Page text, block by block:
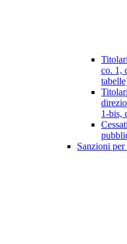
co. 1,
1-bis,
Sanzioni